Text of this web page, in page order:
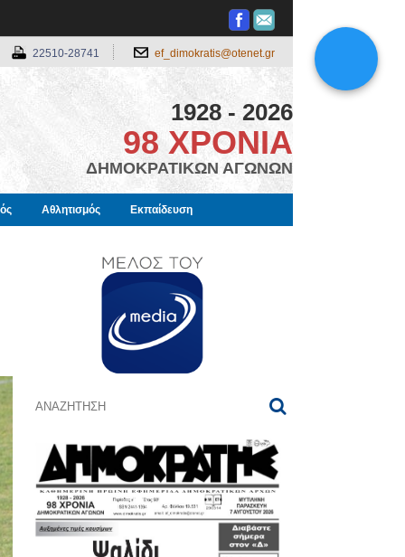
22510-28741 ef_dimokratis@otenet.gr
1928 - 2026
98 ΧΡΟΝΙΑ
ΔΗΜΟΚΡΑΤΙΚΩΝ ΑΓΩΝΩΝ
Αθλητισμός Εκπαίδευση